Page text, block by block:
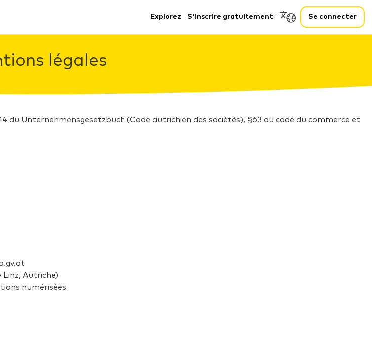
Explorez S'inscrire gratuitement Se connecter
légales
Unternehmensgesetzbuch (Code autrichien des sociétés), §63 du code du commerce et
Linz, Autriche)
numérisées